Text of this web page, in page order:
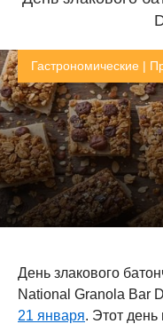
Гастрономические |
День злакового
National Granola Bar
21 января. Этот